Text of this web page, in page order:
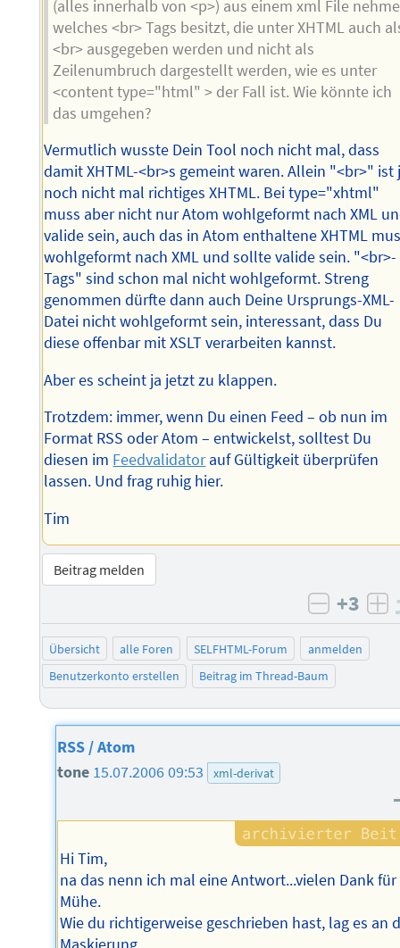
(alles innerhalb von <p>) aus einem xml File
welches <br> Tags besitzt, die unter XHTML auch
<br> ausgegeben werden und nicht als
Zeilenumbruch dargestellt werden, wie es unter
<content type="html" > der Fall ist. Wie könnte ich
das umgehen?
Vermutlich wusste Dein Tool noch nicht mal, dass
damit XHTML-<br>s gemeint waren. Allein "<br>" ist
noch nicht mal richtiges XHTML. Bei type="xhtml"
muss aber nicht nur Atom wohlgeformt nach XML
valide sein, auch das in Atom enthaltene XHTML
wohlgeformt nach XML und sollte valide sein. "<br>-
Tags" sind schon mal nicht wohlgeformt. Streng
genommen dürfte dann auch Deine Ursprungs-XML-
Datei nicht wohlgeformt sein, interessant, dass Du
diese offenbar mit XSLT verarbeiten kannst.
Aber es scheint ja jetzt zu klappen.
Trotzdem: immer, wenn Du einen Feed – ob nun im
Format RSS oder Atom – entwickelst, solltest Du
diesen im Feedvalidatorauf Gültigkeit überprüfen
lassen. Und frag ruhig hier.
Tim
Beitrag melden
negativ
+3
Übersicht alle Foren SELFHTML-Forum
anmelden
Benutzerkonto erstellen
Beitrag im Thread-Baum
RSS / Atom
tone 15.07.2006 09:53 xml-derivat
Hi Tim,
na das nenn ich mal eine Antwort...vielen Dank für
Mühe.
Wie du richtigerweise geschrieben hast, lag es an